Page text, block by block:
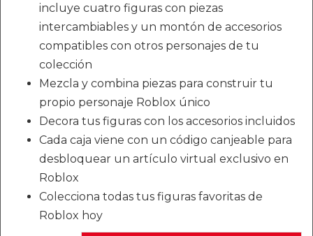
incluye cuatro figuras con piezas
intercambiables y un montón de accesorios
compatibles con otros personajes de tu
colección
Mezcla y combina piezas para construir tu
propio personaje Roblox único
Decora tus figuras con los accesorios incluidos
Cada caja viene con un código canjeable para
desbloquear un artículo virtual exclusivo en
Roblox
Colecciona todas tus figuras favoritas de
Roblox hoy